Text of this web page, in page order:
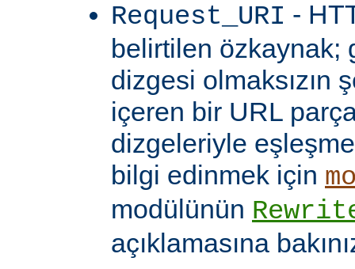
Request_URI -
belirtilen özkaynak;
dizgesi olmaksızın
içeren bir URL
dizgeleriyle
bilgi edinmek için
modülünün
açıklamasına